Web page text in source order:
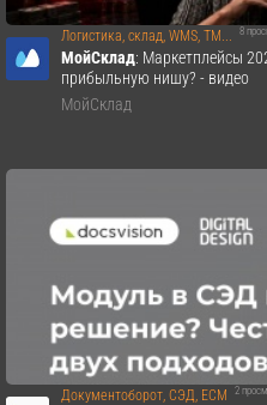
Логистика, склад, WMS, TM... 8
МойСклад: Маркетплейсы
прибыльную нишу? - видео
МойСклад
Документоборот, СЭД, ECM 2